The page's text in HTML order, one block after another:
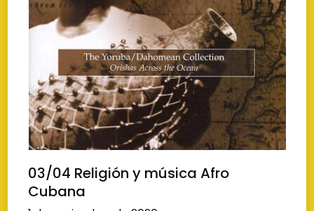
03/04 Religión y música Afro
Cubana